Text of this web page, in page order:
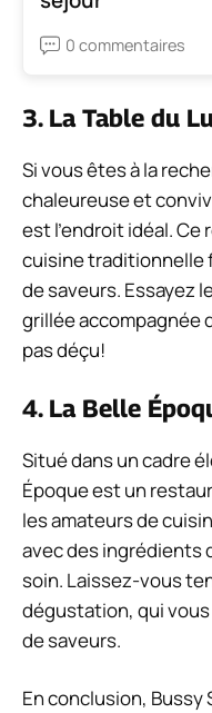
0 commentaires
3. La Table du
Si vous êtes à la
chaleureuse et
est l’endroit idéal.
cuisine traditionnelle
de saveurs. Essayez
grillée accompagnée
pas déçu!
4. La Belle
Situé dans un cadre
Époque est un
les amateurs de
avec des ingrédients
soin. Laissez-vous
dégustation, qui
de saveurs.
En conclusion, Bussy